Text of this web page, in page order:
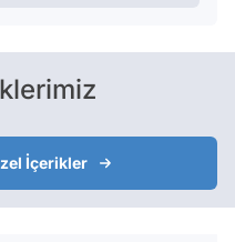
İçerikler